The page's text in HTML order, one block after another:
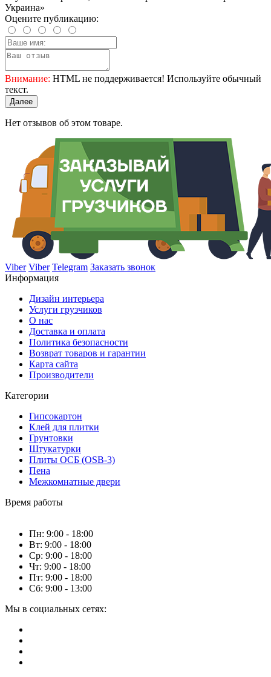
Украина»
Оцените публикацию:
Внимание: HTML не поддерживается! Используйте обычный
текст.
Далее
Нет отзывов об этом товаре.
Viber Viber Telegram Заказать звонок
Информация
Дизайн интерьера
Услуги грузчиков
О нас
Доставка и оплата
Политика безопасности
Возврат товаров и гарантии
Карта сайта
Производители
Категории
Гипсокартон
Клей для плитки
Грунтовки
Штукатурки
Плиты ОСБ (OSB-3)
Пена
Межкомнатные двери
Время работы
Пн: 9:00 - 18:00
Вт: 9:00 - 18:00
Ср: 9:00 - 18:00
Чт: 9:00 - 18:00
Пт: 9:00 - 18:00
Сб: 9:00 - 13:00
Мы в социальных сетях: